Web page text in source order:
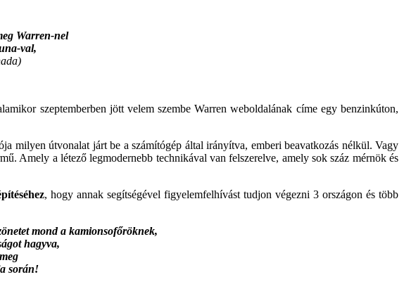
Warren-nel
val,
szeptemberben jött velem szembe Warren weboldalának címe egy benzinkúton,
milyen útvonalat járt be a számítógép által irányítva, emberi beavatkozás nélkül. Vagy
Amely a létező legmodernebb technikával van felszerelve, amely sok száz mérnök és
, hogy annak segítségével figyelemfelhívást tudjon végezni 3 országon és több
mond a kamionsofőröknek,
hagyva,
során!